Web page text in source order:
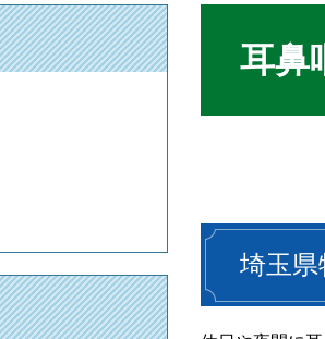
耳鼻
埼玉